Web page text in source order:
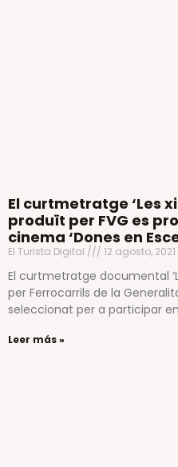
El curtmetratge ‘Les
produït per FVG es
cinema ‘Dones en
El Turista Digital 12 agosto, 2021
El curtmetratge documental
per Ferrocarrils de la
seleccionat per a participar
Leer más »